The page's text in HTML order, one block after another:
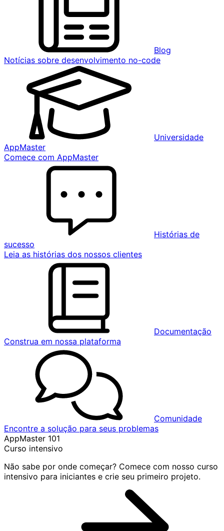
Blog
Notícias sobre desenvolvimento no-code
Universidade
AppMaster
Comece com AppMaster
Histórias de
sucesso
Leia as histórias dos nossos clientes
Documentação
Construa em nossa plataforma
Comunidade
Encontre a solução para seus problemas
AppMaster 101
Curso intensivo
Não sabe por onde começar? Comece com nosso curso
intensivo para iniciantes e crie seu primeiro projeto.